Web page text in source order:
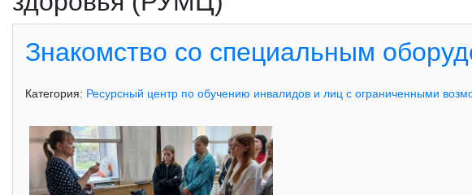
Знакомство со специальным
Категория: Ресурсный центр по обучению инвалидов и лиц с ограниченными